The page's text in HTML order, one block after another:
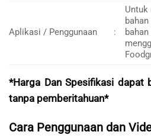
Aplikasi / Penggunaan :
Untuk
*Harga Dan Spesifikasi dapat
tanpa pemberitahuan*
Cara Penggunaan dan